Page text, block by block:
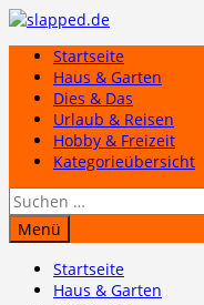
Zum
springenStartseite
Haus & Garten
Dies & Das
Urlaub & Reisen
Hobby & Freizeit
Kategorieübersicht
Suchen
nach:
Menü
Startseite
Haus & Garten